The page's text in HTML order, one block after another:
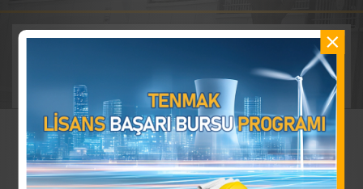
UAEA Koordine Araştırma Projeleri Başvuruları
Başlamıştır. (A)
13 Temmuz 2026
SESAME 12. Deney Teklifi Çağrısı